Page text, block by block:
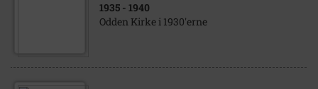
1935 - 1940
Odden Kirke i 1930'erne